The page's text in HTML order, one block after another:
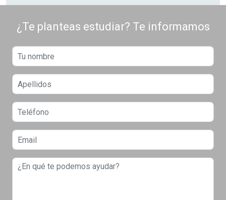
¿Te planteas estudiar? Te informamos